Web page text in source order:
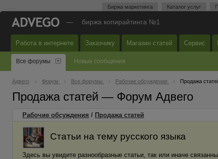
Биржа маркетинга Каталог услуг
— биржа копирайтинга №1
Работа в интернете Заказчику Магазин статей Сервис
Все форумы Новые сообщения
Адвего Форум Все форумы Рабочие обсуждения Продажа
Продажа статей — Форум Адвего
Рабочие обсуждения / Продажа статей
Статьи на тему русского языка
Здесь вы увидите разнообразные статьи, так или иначе